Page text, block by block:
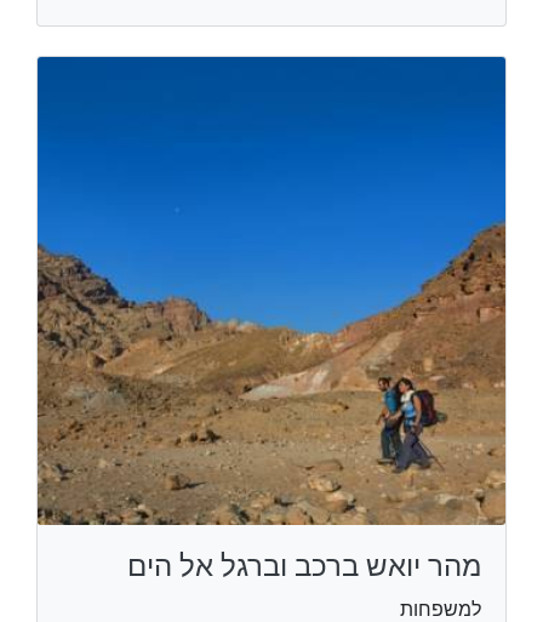
מהר יואש ברכב וברגל אל הים
למשפחות